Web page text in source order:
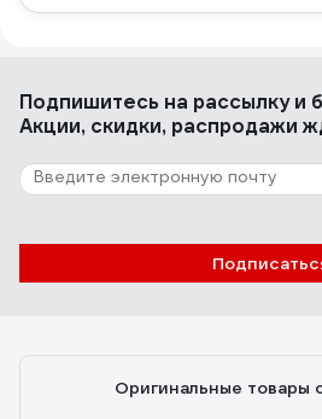
Подпишитесь на рассылкуи
Акции, скидки, распродажи
Оригинальные товары